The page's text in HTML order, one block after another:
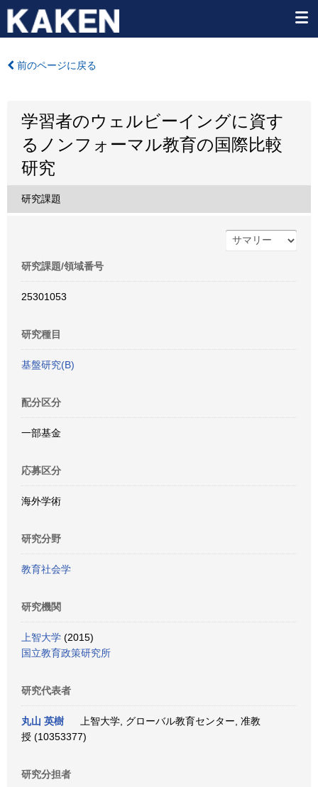
前のページに戻る
学習者のウェルビーイングに資す
るノンフォーマル教育の国際比較
研究
研究課題
研究課題/領域番号
25301053
研究種目
基盤研究(B)
配分区分
一部基金
応募区分
海外学術
研究分野
教育社会学
研究機関
上智大学 (2015)
国立教育政策研究所
研究代表者
丸山 英樹
上智大学, グローバル教育センター, 准教
授 (10353377)
研究分担者